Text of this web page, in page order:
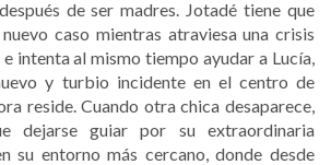
de ser madres. Jotadé tiene que
caso mientras atraviesa una crisis
e intenta al mismo tiempo ayudar a Lucía,
y turbio incidente en el centro de
reside. Cuando otra chica desaparece,
dejarse guiar por su extraordinaria
su entorno más cercano, donde desde